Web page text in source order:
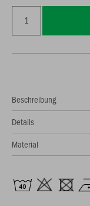
Beschreibung
Details
Material